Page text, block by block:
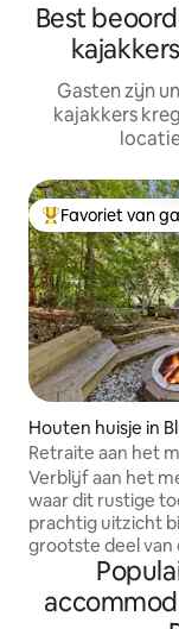
Best
Gasten zijn
kajakkers
Topfavoriet van
Favoriet van
Houten huisje in
Retraite aan het
ontspannen |
Verblijf aan het
waar dit rustige
prachtig uitzicht
grootste deel van
door met
glinsterende
een rustig